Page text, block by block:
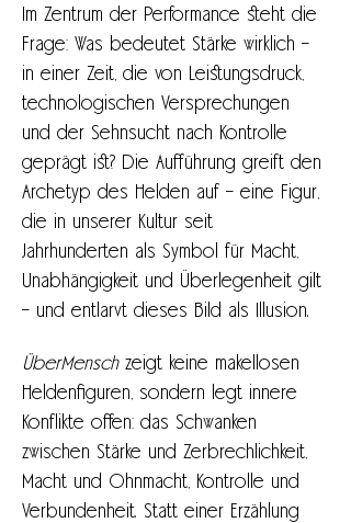
Im Zentrum der Performance steht die
Frage: Was bedeutet Stärke wirklich –
in einer Zeit, die von Leistungsdruck,
technologischen Versprechungen
und der Sehnsucht nach Kontrolle
geprägt ist? Die Aufführung greift den
Archetyp des Helden auf – eine Figur,
die in unserer Kultur seit
Jahrhunderten als Symbol für Macht,
Unabhängigkeit und Überlegenheit gilt
– und entlarvt dieses Bild als Illusion.
ÜberMensch zeigt keine makellosen
Heldenfiguren, sondern legt innere
Konflikte offen: das Schwanken
zwischen Stärke und Zerbrechlichkeit,
Macht und Ohnmacht, Kontrolle und
Verbundenheit. Statt einer Erzählung